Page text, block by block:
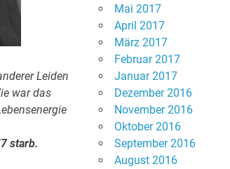
Leiden
war das
starb.
Mai 2017
April 2017
März 2017
Februar 2017
Januar 2017
Dezember 2016
November 2016
Oktober 2016
September 2016
August 2016